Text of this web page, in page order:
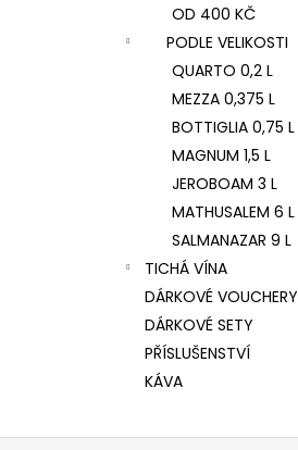
OD 400 KČ
PODLE VELIKOSTI
QUARTO 0,2 L
MEZZA 0,375 L
BOTTIGLIA 0,75 L
MAGNUM 1,5 L
JEROBOAM 3 L
MATHUSALEM 6 L
SALMANAZAR 9 L
TICHÁ VÍNA
DÁRKOVÉ VOUCHERY
DÁRKOVÉ SETY
PŘÍSLUŠENSTVÍ
KÁVA